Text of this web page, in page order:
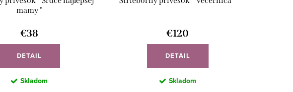
mamy "
€38
DETAIL
Skladom
€120
DETAIL
Skladom